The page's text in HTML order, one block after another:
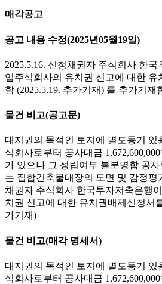
매각공고
공고 내용 수정(2025년05월19일)
2025.5.16. 신청채권자 주식회사 한
업주식회사의 유치권 신고에 대한 유
함 (2025.5.19. 추가기재) 를 추가기재
물건 비고(공고문)
대지권의 목적인 토지에 별도등기 있
식회사로부터 공사대금
가 있으나 그 성립여부 불분명함 공
는 집합건축물대장의 도면 및 감정평
채권자 주식회사 한국투자저축은행
치권 신고에 대한 유치권배제신청서
가기재)
물건 비고(매각 명세서)
대지권의 목적인 토지에 별도등기 있
식회사로부터 공사대금